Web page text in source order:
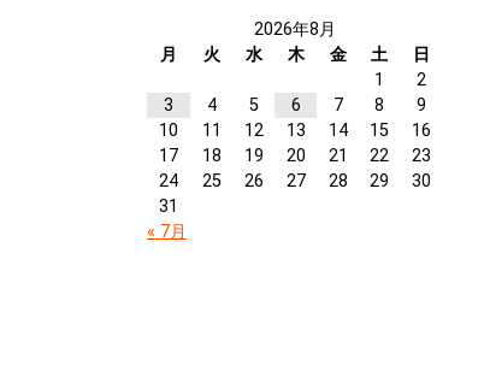
2026年8月
月
火 水 木 金 土
日
1
2
3
4 5 6 7 8
9
10
11 12 13 14 15
16
17
18 19 20 21 22
23
24
25 26 27 28 29
30
31
« 7月